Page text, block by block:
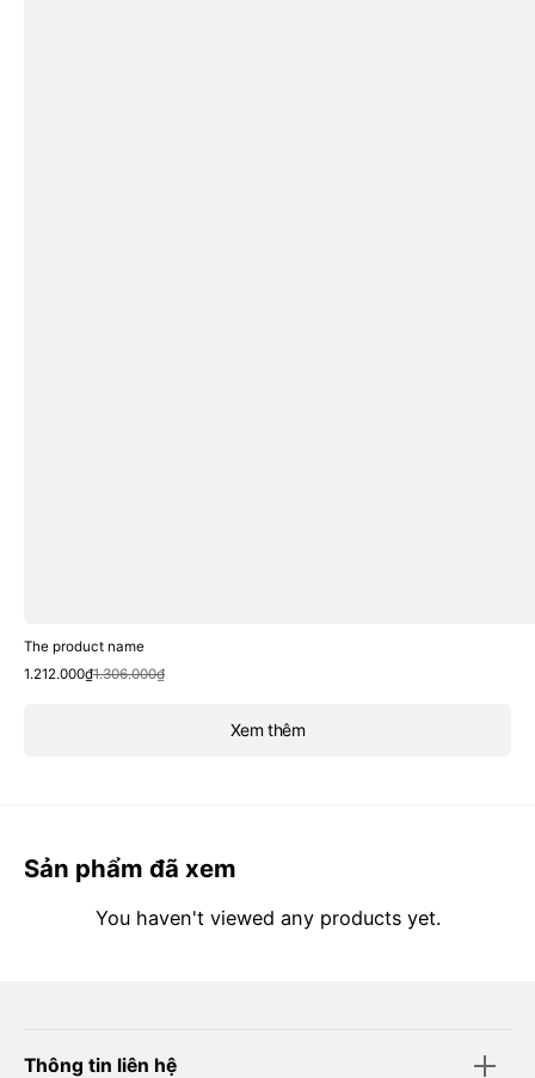
Xem thêm
The product name
Sale
1.212.000₫
Regular
1.306.000₫
Sản phẩm đã xem
You haven't viewed any products yet.
Thông tin liên hệ